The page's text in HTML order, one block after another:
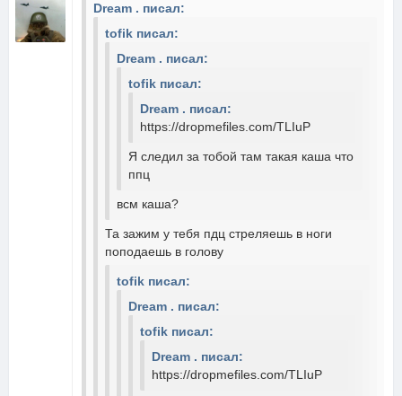
Dream . писал:
tofik писал:
Dream . писал:
tofik писал:
Dream . писал:
https://dropmefiles.com/TLIuP
Я следил за тобой там такая каша что
ппц
всм каша?
Та зажим у тебя пдц стреляешь в ноги
поподаешь в голову
tofik писал:
Dream . писал:
tofik писал:
Dream . писал:
https://dropmefiles.com/TLIuP